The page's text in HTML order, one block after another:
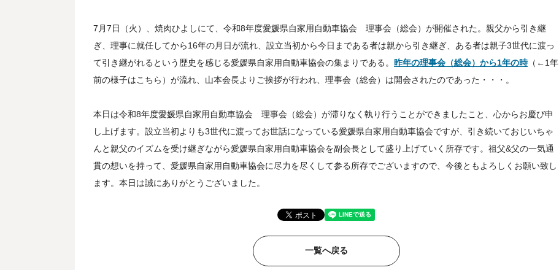
7月7日（火）、焼肉ひよしにて、令和8年度愛媛県自家用自動車協会 理事会（総会）が開催された。親父から引き継
ぎ、理事に就任してから16年の月日が流れ、設立当初から今日まである者は親から引き継ぎ、ある者は親子3世代に渡っ
て引き継がれるという歴史を感じる愛媛県自家用自動車協会の集まりである。 昨年の理事会（総会）から1年の時（←1年
前の様子はこちら）が流れ、山本会長よりご挨拶が行われ、理事会（総会）は開会されたのであった・・・。
本日は令和8年度愛媛県自家用自動車協会 理事会（総会）が滞りなく執り行うことができましたこと、心からお慶び申
し上げます。設立当初よりも3世代に渡ってお世話になっている愛媛県自家用自動車協会ですが、引き続いておじいちゃ
んと親父のイズムを受け継ぎながら愛媛県自家用自動車協会を副会長として盛り上げていく所存です。祖父&父の一気通
貫の想いを持って、愛媛県自家用自動車協会に尽力を尽くして参る所存でございますので、今後ともよろしくお願い致し
ます。本日は誠にありがとうございました。
一覧へ戻る